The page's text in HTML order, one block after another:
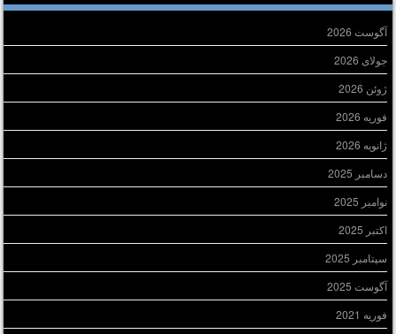
آگوست 2026
جولای 2026
ژوئن 2026
فوریه 2026
ژانویه 2026
دسامبر 2025
نوامبر 2025
اکتبر 2025
سپتامبر 2025
آگوست 2025
فوریه 2021